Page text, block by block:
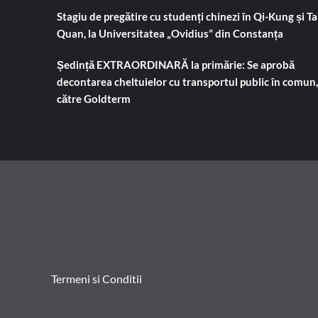
Stagiu de pregătire cu studenți chinezi în Qi-Kung și
Quan, la Universitatea „Ovidius” din Constanța
Ședință EXTRAORDINARĂ la primărie: Se aprobă
decontarea cheltuielor cu transportul public în comun,
către Goldterm
Termeni si Conditii